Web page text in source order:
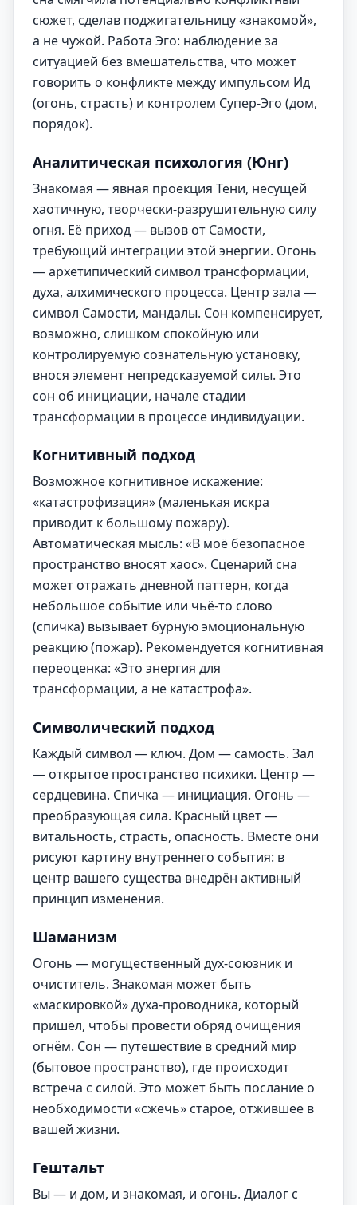
сюжет, сделав поджигательницу «знакомой»,
а не чужой. Работа Эго: наблюдение за
ситуацией без вмешательства, что может
говорить о конфликте между импульсом Ид
(огонь, страсть) и контролем Супер-Эго (дом,
порядок).
Аналитическая психология (Юнг)
Знакомая — явная проекция Тени, несущей
хаотичную, творчески-разрушительную силу
огня. Её приход — вызов от Самости,
требующий интеграции этой энергии. Огонь
— архетипический символ трансформации,
духа, алхимического процесса. Центр зала —
символ Самости, мандалы. Сон компенсирует,
возможно, слишком спокойную или
контролируемую сознательную установку,
внося элемент непредсказуемой силы. Это
сон об инициации, начале стадии
трансформации в процессе индивидуации.
Когнитивный подход
Возможное когнитивное искажение:
«катастрофизация» (маленькая искра
приводит к большому пожару).
Автоматическая мысль: «В моё безопасное
пространство вносят хаос». Сценарий сна
может отражать дневной паттерн, когда
небольшое событие или чьё-то слово
(спичка) вызывает бурную эмоциональную
реакцию (пожар). Рекомендуется когнитивная
переоценка: «Это энергия для
трансформации, а не катастрофа».
Символический подход
Каждый символ — ключ. Дом — самость. Зал
— открытое пространство психики. Центр —
сердцевина. Спичка — инициация. Огонь —
преобразующая сила. Красный цвет —
витальность, страсть, опасность. Вместе они
рисуют картину внутреннего события: в
центр вашего существа внедрён активный
принцип изменения.
Шаманизм
Огонь — могущественный дух-союзник и
очиститель. Знакомая может быть
«маскировкой» духа-проводника, который
пришёл, чтобы провести обряд очищения
огнём. Сон — путешествие в средний мир
(бытовое пространство), где происходит
встреча с силой. Это может быть послание о
необходимости «сжечь» старое, отжившее в
вашей жизни.
Гештальт
Вы — и дом, и знакомая, и огонь. Диалог с